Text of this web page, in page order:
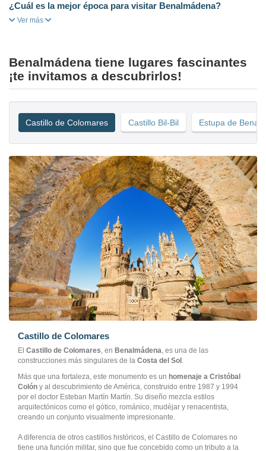
¿Cuál es la mejor época para visitar Benalmádena?
Ver más
Benalmádena tiene lugares fascinantes
¡te invitamos a descubrirlos!
Castillo de Colomares Castillo Bil-Bil Estupa de
Castillo de Colomares
El Castillo de Colomares, en Benalmádena, es una de las
construcciones más singulares de la Costa del Sol .
Más que una fortaleza, este monumento es un homenaje a Cristóbal
Colón y al descubrimiento de América, construido entre 1987 y 1994
por el doctor Esteban Martín Martín. Su diseño mezcla estilos
arquitectónicos como el gótico, románico, mudéjar y renacentista,
creando un conjunto visualmente impresionante.
A diferencia de otros castillos históricos, el Castillo de Colomares no
tiene una función militar, sino que fue concebido como un tributo a la